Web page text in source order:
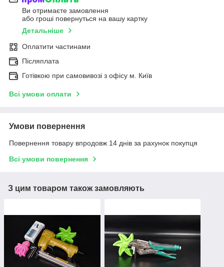
Ви отримаєте замовлення
або гроші повернуться на вашу картку
Детальніше
Оплатити частинами
Післяплата
Готівкою при самовивозі з офісу м. Київ
Всі умови оплати
Умови повернення
Повернення товару впродовж 14 днів за рахунок покупця
Всі умови повернення
З цим товаром також замовляють